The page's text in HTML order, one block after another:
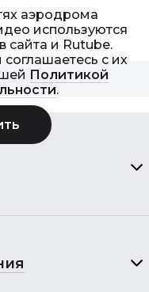
аэродрома
видео>
используются
сайта и Rutube.
с их
Политикой
.